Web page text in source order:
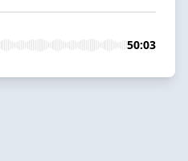
50:03